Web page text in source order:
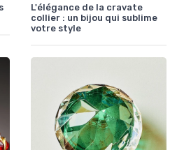
L'élégance de la cravate
collier : un bijou qui sublime
votre style